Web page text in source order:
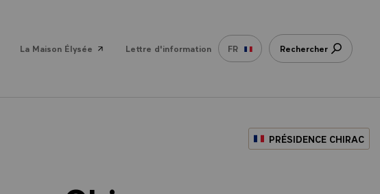
La Maison Élysée Lettre d'information FR Rechercher
PRÉSIDENCE CHIRAC